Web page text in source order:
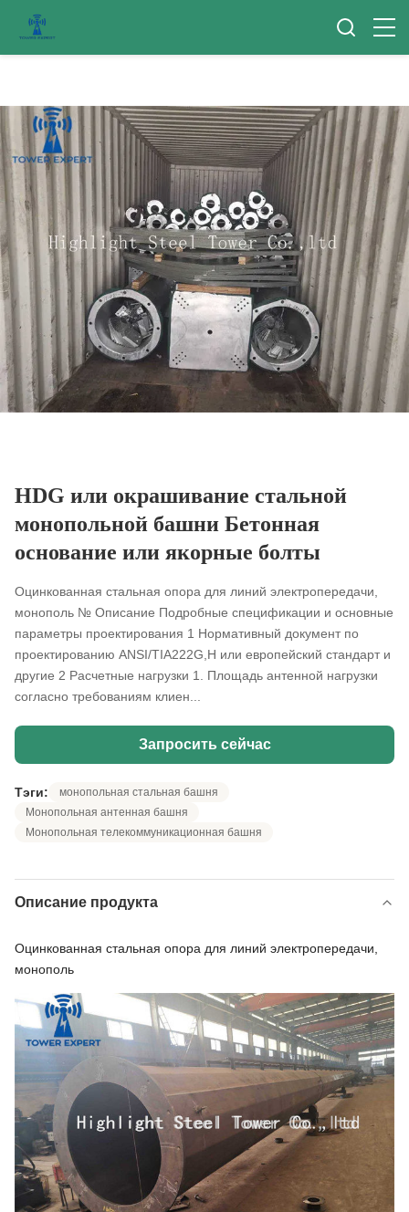
HDG или окрашивание стальной
монопольной башни Бетонная
основание или якорные болты
Оцинкованная стальная опора для линий электропередачи,
монополь № Описание Подробные спецификации и основные
параметры проектирования 1 Нормативный документ по
проектированию ANSI/TIA222G,H или европейский стандарт и
другие 2 Расчетные нагрузки 1. Площадь антенной нагрузки
согласно требованиям клиен...
Запросить сейчас
Тэги:
монопольная стальная башня
Монопольная антенная башня
Монопольная телекоммуникационная башня
Описание продукта
Оцинкованная стальная опора для линий электропередачи,
монополь